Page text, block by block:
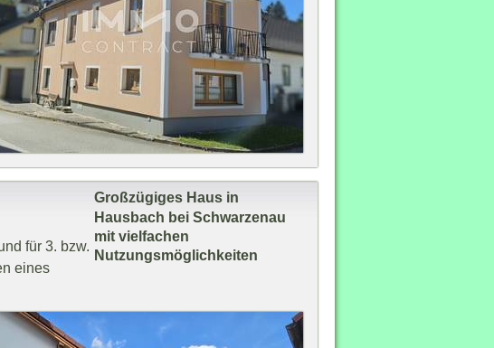
für 3. bzw.
eines
Großzügiges Haus in
Hausbach bei Schwarzenau
mit vielfachen
Nutzungsmöglichkeiten